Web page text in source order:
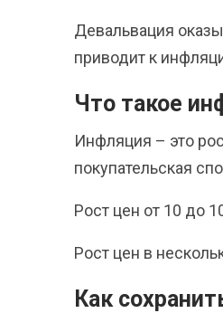
Девальвация
приводит к
Что такое
Инфляция – это
покупательская
Рост цен от 10 до
Рост цен в
Как